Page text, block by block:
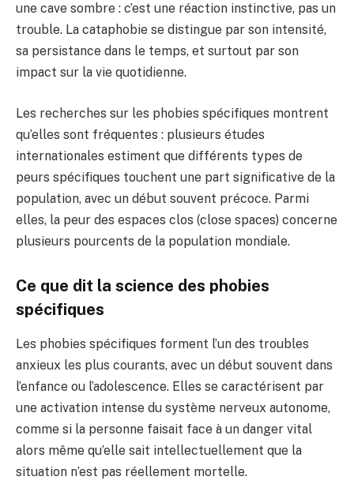
une cave sombre : c’est une réaction instinctive, pas un
trouble. La cataphobie se distingue par son intensité,
sa persistance dans le temps, et surtout par son
impact sur la vie quotidienne.
Les recherches sur les phobies spécifiques montrent
qu’elles sont fréquentes : plusieurs études
internationales estiment que différents types de
peurs spécifiques touchent une part significative de la
population, avec un début souvent précoce. Parmi
elles, la peur des espaces clos (close spaces) concerne
plusieurs pourcents de la population mondiale.
Ce que dit la science des phobies
spécifiques
Les phobies spécifiques forment l’un des troubles
anxieux les plus courants, avec un début souvent dans
l’enfance ou l’adolescence. Elles se caractérisent par
une activation intense du système nerveux autonome,
comme si la personne faisait face à un danger vital
alors même qu’elle sait intellectuellement que la
situation n’est pas réellement mortelle.